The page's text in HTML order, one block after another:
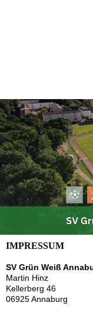
IMPRESSUM
SV Grün Weiß
Martin Hinz
Kellerberg 46
06925 Annaburg